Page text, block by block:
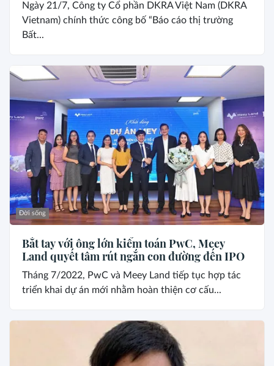
Ngày 21/7, Công ty Cổ phần DKRA Việt Nam (DKRA
Vietnam) chính thức công bố “Báo cáo thị trường
Bất...
Đời sống
Bắt tay với ông lớn kiểm toán PwC, Meey
Land quyết tâm rút ngắn con đường đến IPO
Tháng 7/2022, PwC và Meey Land tiếp tục hợp tác
triển khai dự án mới nhằm hoàn thiện cơ cấu...